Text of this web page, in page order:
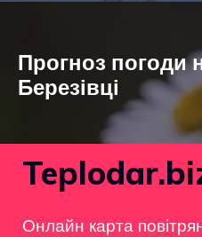
Прогноз погоди
Березівці
Онлайн карта